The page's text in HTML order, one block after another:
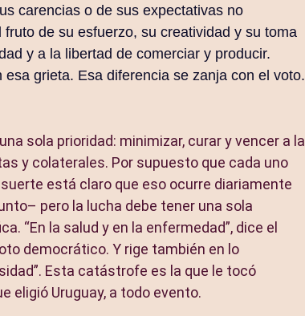
carencias o de sus expectativas no
de su esfuerzo, su creatividad y su toma
y a la libertad de comerciar y producir.
grieta. Esa diferencia se zanja con el voto.
sola prioridad: minimizar, curar y vencer a la
y colaterales. Por supuesto que cada uno
está claro que eso ocurre diariamente
pero la lucha debe tener una sola
“En la salud y en la enfermedad”, dice el
democrático. Y rige también en lo
Esta catástrofe es la que le tocó
eligió Uruguay, a todo evento.